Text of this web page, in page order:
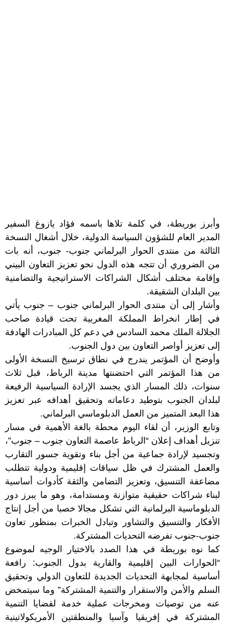
وأبرز بوريطة، في كلمة تلاها باسمه فؤاد يازوغ السفير
المدير العام للشؤون السياسة الدولية، خلال أشغال النسخة
الثالثة من منتدى الحوار البرلماني جنوب- جنوب، أنه بات
من الضروري أن تتجه هذه الدول نحو تعزيز التعاون البيني
وإقامة مختلف أشكال الشراكات الاستراتيجية والتضامنية
بين البلدان الشقيقة.
وأشار إلى أن منتدى الحوار البرلماني جنوب – جنوب يأتي
في إطار انخراط المملكة المغربية تحت قيادة صاحب
الجلالة الملك محمد السادس في دعم كل المبادرات الهادفة
إلى تعزيز أواصر التعاون بين دول الجنوب.
وأوضح أن المؤتمر يندرج في نطاق ترسيخ النسخة الأولى
من هذا المؤتمر التي احتضنتها مدينة الرباط، قبل ثلاث
سنوات، ذلك المسار الذي يجسد الإرادة السياسية الرفيعة
لبلدان الجنوب بتوطيد دعاماته وتحقيق أهدافه عبر تعزيز
هذا البعد المتميز من العمل الدبلوماسي البرلماني.
وتابع الوزير، أن لقاء اليوم محطة بالغة الأهمية في مسار
تنزيل أهداف إعلان “الرباط عاصمة التعاون جنوب – جنوب”،
وتجسيد لإرادة جماعية من أجل بناء وتقوية جسور التقارب
والعمل المشترك في ظل سياقات إقليمية ودولية تتطلب
مضاعفة التنسيق، وتعزيز التضامن والثقة كأدوات أساسية
لبناء شراكات حقيقية متوازنة ومستدامة، وهو ما يبرز دور
الدبلوماسية البرلمانية التي تشكل مجالا خصبا من أجل إنتاج
الأفكار والتنسيق والتشاور وتبادل الخبرات بمنظور تعاون
جنوب-جنوب تفرضه التحديات المشتركة.
كما نوه بوريطة في هذا الصدد بالاختيار الوجيه لموضوع
“الحوارات البين إقليمية والقارية بدول الجنوب: رافعة
أساسية لمجابهة التحديات الجديدة للتعاون الدولي وتحقيق
السلم والأمن والاستقرار والتنمية المشتركة” وما سيتمخض
عنه من توصيات ومخرجات عملية خدمة لقضايا التنمية
المشتركة في إفريقيا وآسيا والمنطقتين الأمريكولاتينية